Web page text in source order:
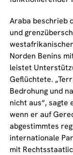
Araba beschrieb
und
Norden Benins
leistet
Geflüchtete.
Bedrohung und
nicht aus“, sagte
wenn er auf
abgestimmtes
internationale
mit